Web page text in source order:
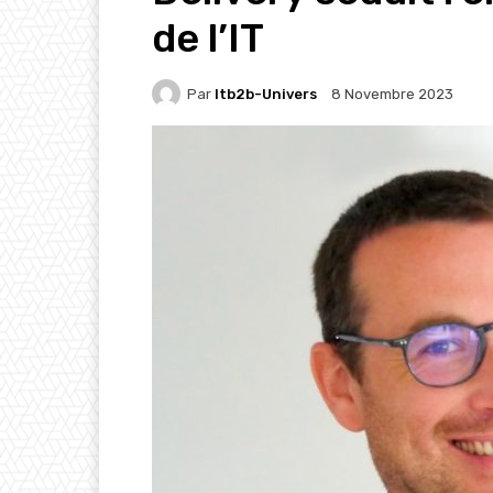
de l’IT
Par Itb2b-Univers 8 Novembre 2023